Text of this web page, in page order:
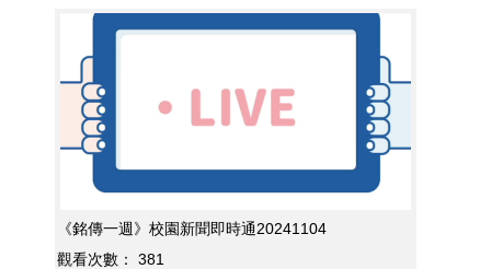
《銘傳一週》校園新聞即時通20241104
觀看次數：
381